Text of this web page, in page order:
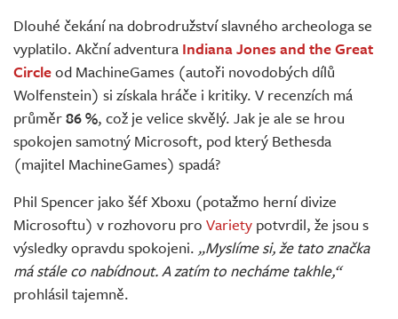
Živě
Dlouhé čekání na dobrodružství slavného archeologa se
vyplatilo. Akční adventura Indiana Jones and the Great
Circleod MachineGames (autoři novodobých dílů
Wolfenstein) si získala hráče i kritiky. V recenzích má
průměr86 %, což je velice skvělý. Jak je ale se hrou
spokojen samotný Microsoft, pod který Bethesda
(majitel MachineGames) spadá?
Phil Spencer jako šéf Xboxu (potažmo herní divize
Microsoftu) v rozhovoru pro Variety potvrdil, že jsou s
výsledky opravdu spokojeni. „Myslíme si, že tato značka
má stále co nabídnout. A zatím to necháme takhle,“
prohlásil tajemně.